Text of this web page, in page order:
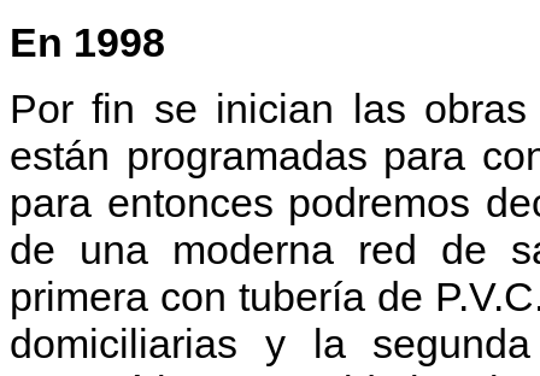
En 1998
Por fin se inician las
están programadas para
para entonces podremos
de una moderna red de
primera con tubería de
domiciliarias y la